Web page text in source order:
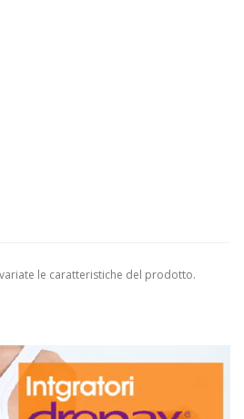
le caratteristiche del prodotto.